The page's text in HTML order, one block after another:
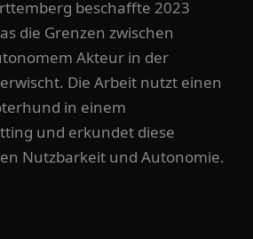
beschaffte 2023
die Grenzen zwischen
Akteur in der
Die Arbeit nutzt einen
in einem
und erkundet diese
Nutzbarkeit und Autonomie.